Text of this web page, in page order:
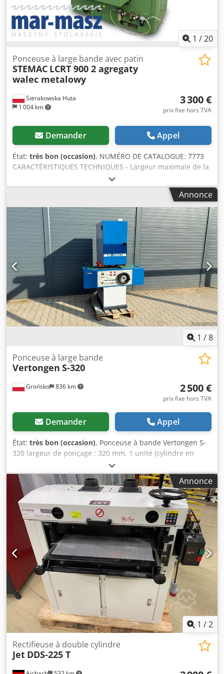
taux de change, le prix peut être ajusté) Csdpfozh H I Iox
Ac Tsrf
1 /20
Sierakowska Huta
1 004 km
Ponceuse à large bande avec patin
STEMAC LCRT 900 2 agregaty
walec metalowy
3 300 €
prix fixe hors TVA
Demander Appel
État: très bon (occasion), NUMÉRO DE CATALOGUE: 7773
CARACTÉRISTIQUES TECHNIQUES - Largeur maximale de la
pièce usinée : 900 mm - Hauteur maximale de la pièce
usinée : 160 mm – Partie supérieure : - Rouleau
métallique, glissant Ière unité – rouleau en caoutchouc
rainuré pour le calibrage IIème unité – 2x rouleau
métallique pour le calibrage + sabot – Partie inférieure : -
Tapis tracteur - Oscillation pneumatique des bandes -
Levage électrique de la table - Moteur principal : 15 kW /
11 kW - Moteur d’avance : 1,5 kW - Pression de travail : 6–8
bars - Diamètre des orifices d’aspiration : 2x200 mm -
Dimensions (L/l/h) : 1850x1950x2040 mm - Poids : env. 3000
kg POINTS FORTS – Fabrication italienne – Ponceuse pour
calibrage + sabot Crsdpfxszhvcnj Ac Tjf – Ponceuse
d’occasion, en très bon état Prix net : 13 900 PLN Prix net :
3 300 EUR sur la base d'un taux de 4,2 EUR (Les prix sont
susceptibles de varier en fonction des fluctuations
Annonce
1 /8
Grońsko 836 km
Ponceuse à large bande
Vertongen S-320
2 500 €
prix fixe hors TVA
Demander Appel
État: très bon (occasion), Ponceuse à bande Vertongen S-
320 largeur de ponçage : 320 mm, 1 unité (cylindre en
caoutchouc), table de ponçage, moteur de 5,5 kW. deux
vitesses d'avance, réglage manuel de la table, Csdpfxezr D
Tpe Ac Tsrf oscillation, ponceuse entièrement prête à
l'emploi.
Annonce
1 /2
Rectifieuse à double cylindre
Jet DDS-225 T